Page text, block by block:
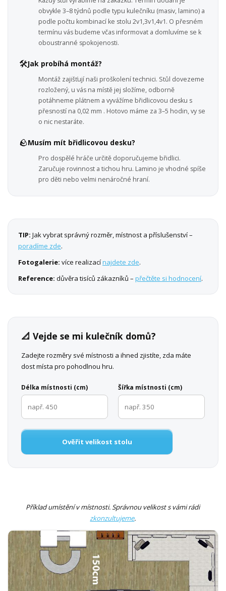
obvykle 3–8 týdnů podle typu kulečníku (masiv, lamino) a
podle počtu kombinací ke stolu 2v1,3v1,4v1. O přesném
termínu vás budeme včas informovat a domluvíme se k
oboustranné spokojenosti.
🛠️Jak probíhá montáž?
Montáž zajišťují naši proškolení technici. Stůl dovezeme
rozložený, u vás na místě jej složíme, odborně
potáhneme plátnem a vyvážíme břidlicovou desku s
přesností na 0,02 mm . Hotovo máme za 3–5 hodin, vy se
o nic nestaráte.
🪨Musím mít břidlicovou desku?
Pro dospělé hráče určitě doporučujeme břidlici.
Zaručuje rovinnost a tichou hru. Lamino je vhodné spíše
pro děti nebo velmi nenáročné hraní.
TIP: Jak vybrat správný rozměr, místnost a příslušenství –
poradíme zde.
Fotogalerie: více realizacínajdete zde.
Reference: důvěra tisíců zákazníků – přečtěte si hodnocení.
📐 Vejde se mi kulečník domů?
Zadejte rozměry své místnosti a ihned zjistíte, zda máte
dost místa pro pohodlnou hru.
Délka místnosti (cm) Šířka místnosti (cm)
Ověřit velikost stolu
Příklad umístění v místnosti. Správnou velikost s vámi rádi
zkonzultujeme.